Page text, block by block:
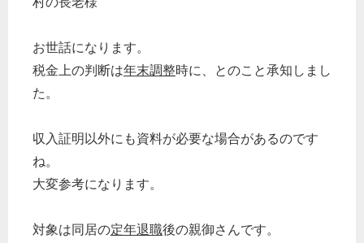
お世話になります。
税金上の判断は年末調整時に、とのこと承知しまし
た。
収入証明以外にも資料が必要な場合があるのです
ね。
大変参考になります。
対象は同居の定年退職後の親御さんです。